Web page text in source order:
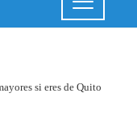
si eres de Quito